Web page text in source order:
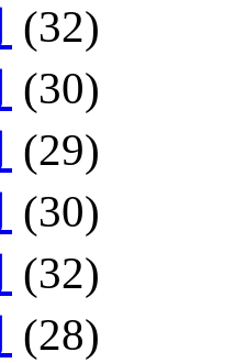
(32)
(30)
(29)
(30)
(32)
(28)